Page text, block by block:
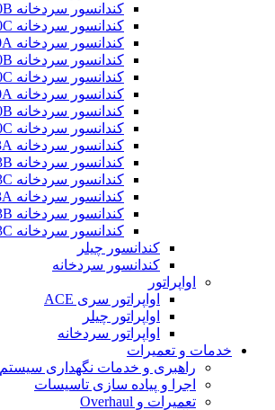
کندانسور سردخانه ACS-250B
کندانسور سردخانه ACS-250C
کندانسور سردخانه ACS-350A
کندانسور سردخانه ACS-350B
کندانسور سردخانه ACS-350C
کندانسور سردخانه ACS-450A
کندانسور سردخانه ACS-450B
کندانسور سردخانه ACS-450C
کندانسور سردخانه ACS-463A
کندانسور سردخانه ACS-463B
کندانسور سردخانه ACS-463C
کندانسور سردخانه ACS-663A
کندانسور سردخانه ACS-663B
کندانسور سردخانه ACS-663C
کندانسور چیلر
کندانسور سردخانه
اواپراتور
اواپراتور سری ACE
اواپراتور چیلر
اواپراتور سردخانه
خدمات و تعمیرات
راهبری و خدمات نگهداری سیستم
اجرا و پیاده سازی تاسیسات
تعمیرات و Overhaul